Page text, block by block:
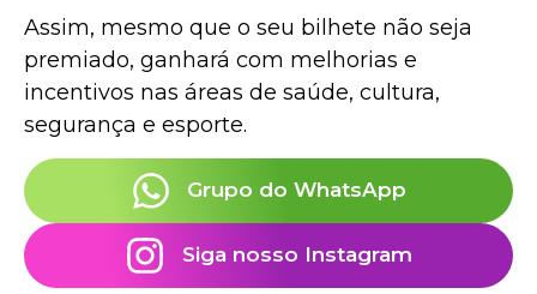
Assim, mesmo que o seu bilhete não seja
premiado, ganhará com melhorias e
incentivos nas áreas de saúde, cultura,
segurança e esporte.
Grupo do WhatsApp
Siga nosso Instagram